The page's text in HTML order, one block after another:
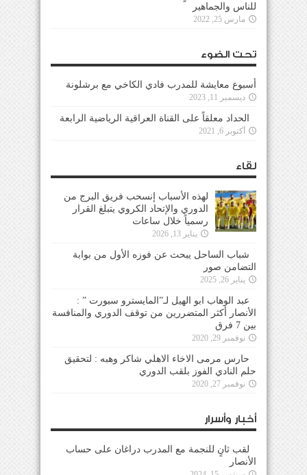
للناس والجماهير
مارس 25, 2022
تحت الضوء
أسبوع معايشة للمدرب فادي الكاخي مع برشلونة
ديسمبر 11, 2023
الحداد معلقاً على القناة العراقية الرياضية الرابعة
أكتوبر 6, 2021
لقاء
لهذه الأسباب إنسحب فريق البرج من
الدوري والإتحاد الكروي يتبلغ القرار
رسمياً خلال ساعات
يناير 13, 2026
شباب الساحل يبحث عن فوزه الأول من بوابة
التضامن صور
يناير 26, 2025
عبد الوهاب ابو الهيل لـ”المايسترو سبورت ” :
الأنصار أكثر المتضررين من توقف الدوري والمنافسة
بين 7 فرق
نوفمبر 29, 2020
حارس مرمى الاخاء الاهلي شاكر وهبه : لتحقيق
حلم النادي الفوز بلقب الدوري
نوفمبر 27, 2020
أخبار وأسرار
لقب ثانٍ للنجمة مع المدرب دراغان على حساب
الأنصار